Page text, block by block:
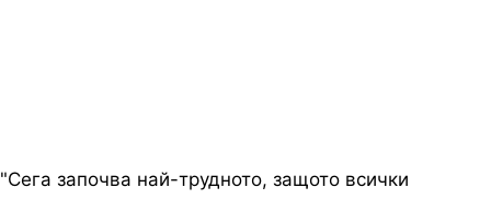
"Сега започва най-трудното, защото всички